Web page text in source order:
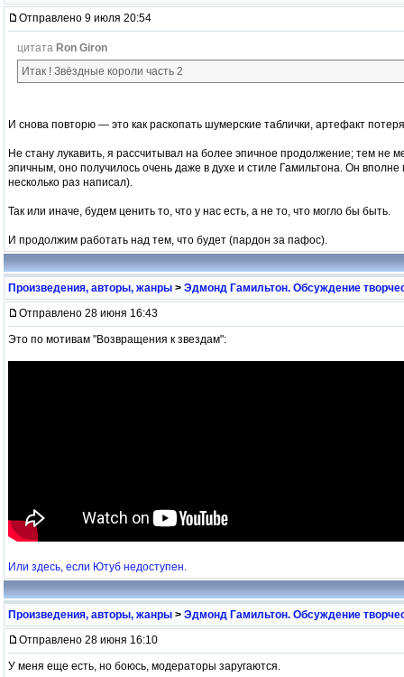
Отправлено 9 июля 20:54
цитата Ron Giron
Итак ! Звёздные короли часть 2
И снова повторю — это как раскопать шумерские таблички, артефакт
Не стану лукавить, я рассчитывал на более эпичное продолжение; тем не
эпичным, оно получилось очень даже в духе и стиле Гамильтона. Он
несколько раз написал).
Так или иначе, будем ценить то, что у нас есть, а не то, что могло бы быть.
И продолжим работать над тем, что будет (пардон за пафос).
Произведения, авторы, жанры > Эдмонд Гамильтон. Обсуждение
Отправлено 28 июня 16:43
Это по мотивам "Возвращения к звездам":
Или здесь, если Ютуб недоступен.
Произведения, авторы, жанры > Эдмонд Гамильтон. Обсуждение
Отправлено 28 июня 16:10
У меня еще есть, но боюсь, модераторы заругаются.